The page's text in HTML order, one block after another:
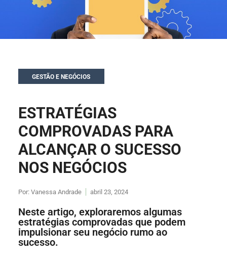
GESTÃO E NEGÓCIOS
ESTRATÉGIAS
COMPROVADAS PARA
ALCANÇAR O SUCESSO
NOS NEGÓCIOS
Por: Vanessa Andrade abril 23, 2024
Neste artigo, exploraremos algumas
estratégias comprovadas que podem
impulsionar seu negócio rumo ao
sucesso.